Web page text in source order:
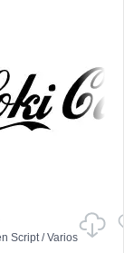
Script/Varios